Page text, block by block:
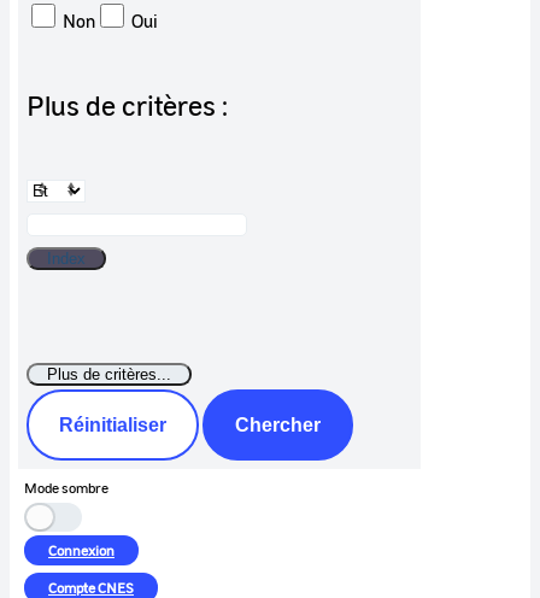
Non
Oui
Plus de critères :
Réinitialiser Chercher
Mode sombre
Connexion
CompteCNES